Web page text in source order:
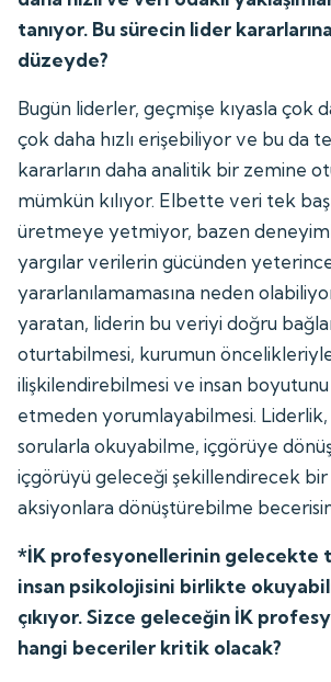
tanıyor. Bu sürecin lider
düzeyde?
Bugün liderler, geçmişe kıyasla çok
çok daha hızlı erişebiliyor ve bu da
kararların daha analitik bir zemine
mümkün kılıyor. Elbette veri tek
üretmeye yetmiyor, bazen
yargılar verilerin gücünden
yararlanılamamasına neden
yaratan, liderin bu veriyi doğru
oturtabilmesi, kurumun
ilişkilendirebilmesi ve insan boyutunu
etmeden yorumlayabilmesi.
sorularla okuyabilme, içgörüye
içgörüyü geleceği şekillendirecek
aksiyonlara dönüştürebilme
*İK profesyonellerinin gelecekte
insan psikolojisini birlikte
çıkıyor. Sizce geleceğin İK
hangi beceriler kritik olacak?